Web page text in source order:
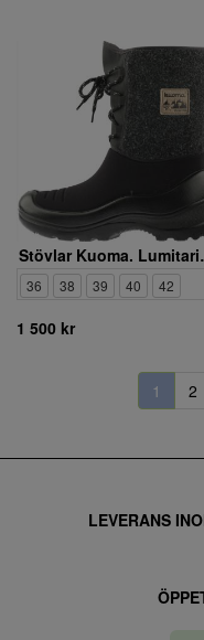
36 38 39 40 42
1 500 kr
1 2
LEVERANS